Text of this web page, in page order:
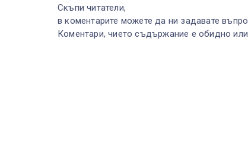
Скъпи читатели,
в коментарите можете да ни задавате
Коментари, чието съдържание е обидно